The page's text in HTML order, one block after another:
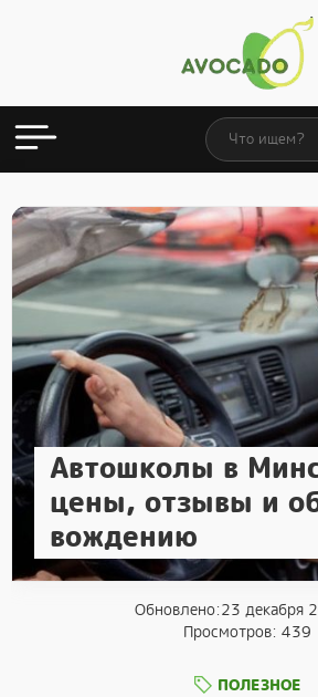
Автошколы в
цены, отзывы и
вождению
Обновлено:23 декабря
Просмотров: 439
ПОЛЕЗНОЕ